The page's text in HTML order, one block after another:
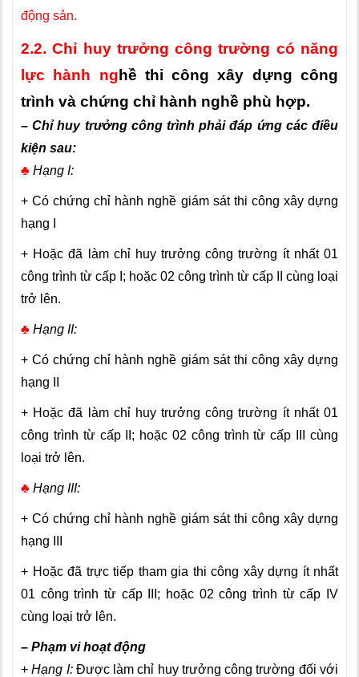
động sản.
2.2.Chỉ huy trưởng công trường có năng
lực hành nghề thi công xây dựng công
trình và chứng chỉ hành nghề phù hợp.
– Chỉ huy trưởng công trình phải đáp ứng các điều
kiện sau:
♣ Hạng I:
+ Có chứng chỉ hành nghề giám sát thi công xây dựng
hạng I
+ Hoặc đã làm chỉ huy trưởng công trường ít nhất 01
công trình từ cấp I; hoặc 02 công trình từ cấp II cùng loại
trở lên.
♣ Hạng II:
+ Có chứng chỉ hành nghề giám sát thi công xây dựng
hạng II
+ Hoặc đã làm chỉ huy trưởng công trường ít nhất 01
công trình từ cấp II; hoặc 02 công trình từ cấp III cùng
loại trở lên.
♣ Hạng III:
+ Có chứng chỉ hành nghề giám sát thi công xây dựng
hạng III
+ Hoặc đã trực tiếp tham gia thi công xây dựng ít nhất
01 công trình từ cấp III; hoặc 02 công trình từ cấp IV
cùng loại trở lên.
– Phạm vi hoạt động
+Hạng I:Được làm chỉ huy trưởng công trường đối với